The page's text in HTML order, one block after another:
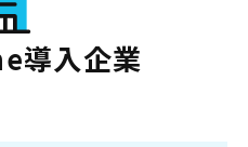
導入企業